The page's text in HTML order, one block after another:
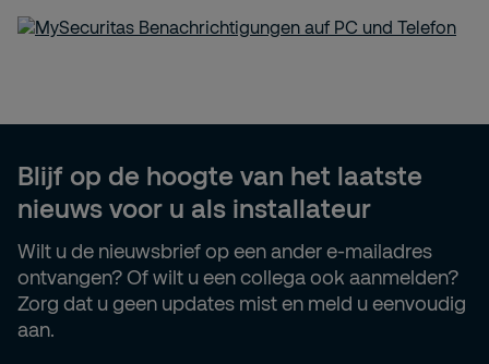
Blijf op de hoogte van het laatste
nieuws voor u als installateur
Wilt u de nieuwsbrief op een ander e-mailadres
ontvangen? Of wilt u een collega ook aanmelden?
Zorg dat u geen updates mist en meld u eenvoudig
aan.